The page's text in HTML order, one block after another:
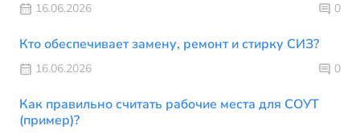
16.06.2026 0
Кто обеспечивает замену, ремонт и стирку СИЗ?
16.06.2026 0
Как правильно считать рабочие места для СОУТ
(пример)?